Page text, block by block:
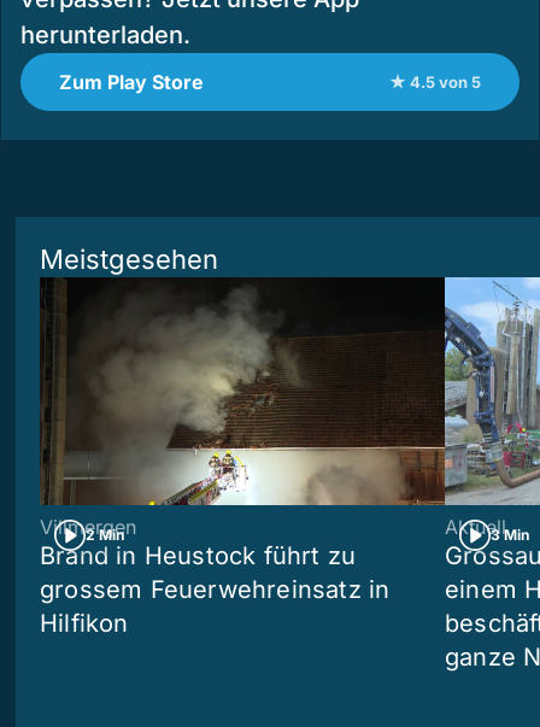
herunterladen.
Zum Play Store ★ 4.5 von 5
Meistgesehen
2 Min
Villmergen
Brand in Heustock führt zu
grossem Feuerwehreinsatz in
Hilfikon
3 Min
Aktuell
einem
ganze